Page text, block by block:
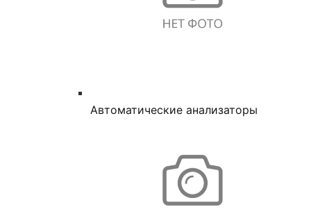
Автоматические анализаторы